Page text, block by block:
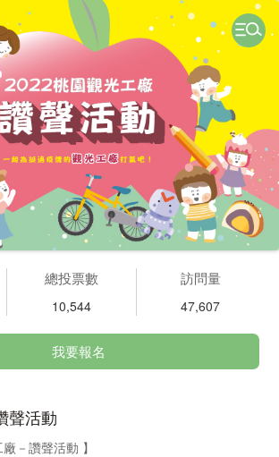
總投票數
10,544
訪問量
47,607
我要報名
聲活動
－讚聲活動 】